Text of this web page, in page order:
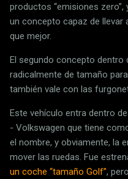
productos “emisiones
un concepto capaz de llevar
que mejor.
El segundo concepto dentro
radicalmente de tamaño
también vale con las
Este vehículo entra dentro
- Volkswagen que tiene
el nombre, y obviamente, la
mover las ruedas. Fue
un coche “tamaño Golf”,